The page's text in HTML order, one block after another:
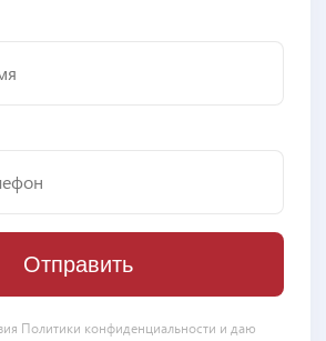
Отправить
Политики конфиденциальности и даю